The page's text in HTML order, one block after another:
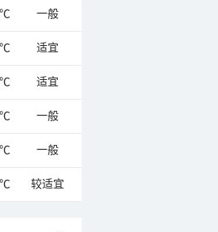
一般
适宜
适宜
一般
一般
较适宜